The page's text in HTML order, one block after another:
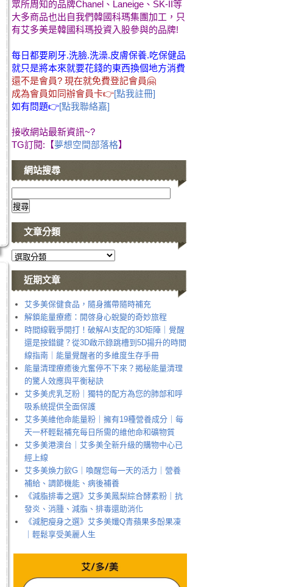
眾所周知的品牌Chanel、Laneige、SK-II等
大多商品也出自我們韓國科瑪集團加工，只
有艾多美是韓國科瑪投資入股參與的品牌!
每日都要刷牙.洗臉.洗澡.皮膚保養.吃保健品
就只是將本來就要花錢的東西換個地方消費
還不是會員? 現在就免費登記會員🤗
成為會員如同辦會員卡👉[點我註冊]
如有問題👉[點我聯絡嘉]
接收網站最新資訊~?
TG訂閱:【夢想空間部落格】
網站搜尋
文章分類
文
章
類
近期文章
艾多美保健食品，隨身攜帶隨時補充
解鎖能量療癒：開啓身心蛻變的奇妙旅程
時間線戰爭開打！破解AI支配的3D矩陣｜覺醒
還是按錯鍵？從3D啟示錄跳槽到5D揚升的時間
線指南｜能量覺醒者的多維度生存手冊
能量清理療癒後亢奮停不下來？揭秘能量清理
的驚人效應與平衡秘訣
艾多美虎乳芝粉｜獨特的配方為您的肺部和呼
吸系統提供全面保護
艾多美維他命能量粉｜擁有19種營養成分｜每
天一杯輕鬆補充每日所需的維他命和礦物質
艾多美港澳台｜艾多美全新升級的購物中心已
經上線
艾多美煥力飲G｜喚醒您每一天的活力｜營養
補給、調節機能、病後補養
《減脂排毒之選》艾多美鳳梨綜合酵素粉｜抗
發炎、消腫、減脂、排毒還助消化
《減肥瘦身之選》艾多美孅Q青蘋果多酚果凍
｜輕鬆享受美麗人生